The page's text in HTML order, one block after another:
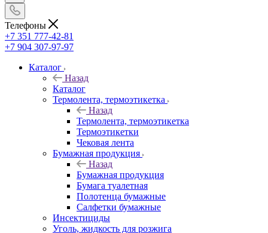
Телефоны
+7 351 777-42-81
+7 904 307-97-97
Каталог
Назад
Каталог
Термолента, термоэтикетка
Назад
Термолента, термоэтикетка
Термоэтикетки
Чековая лента
Бумажная продукция
Назад
Бумажная продукция
Бумага туалетная
Полотенца бумажные
Салфетки бумажные
Инсектициды
Уголь, жидкость для розжига